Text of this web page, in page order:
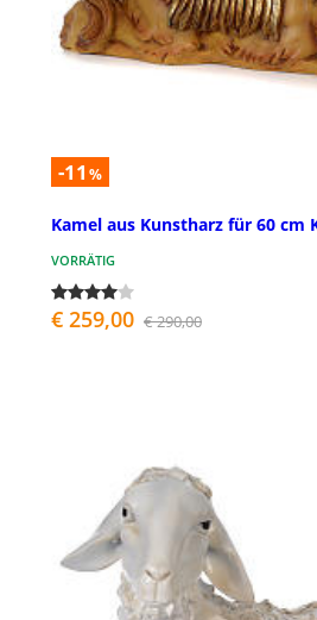
-11 %
Kamel aus Kunstharz für 60 cm
VORRÄTIG
€ 259,00 € 290,00